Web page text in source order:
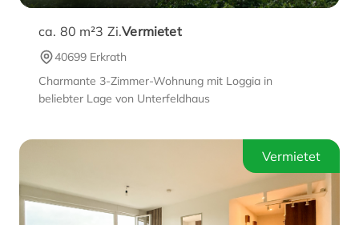
Vermietet
ca. 80 m²3 Zi.
40699 Erkrath
Charmante 3-Zimmer-Wohnung mit Loggia in
beliebter Lage von Unterfeldhaus
Vermietet